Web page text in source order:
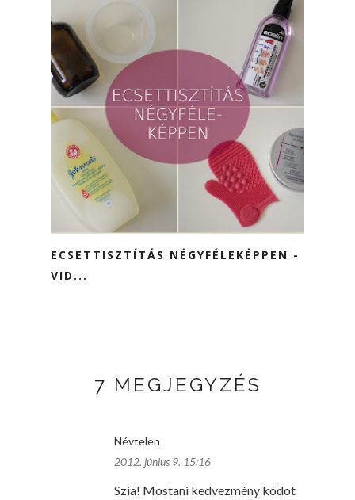
ECSETTISZTÍTÁS NÉGYFÉLEKÉPPEN -
VID...
7 MEGJEGYZÉS
Névtelen
2012. június 9. 15:16
Szia! Mostani kedvezmény kódot